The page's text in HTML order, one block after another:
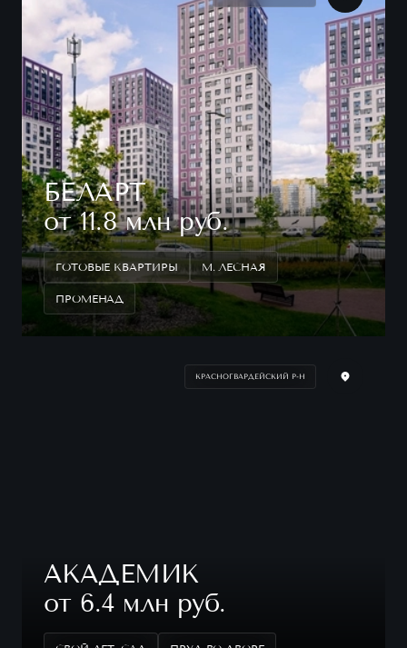
БЕЛАРТ
от 11.8 млн руб.
ГОТОВЫЕ КВАРТИРЫ М. ЛЕСНАЯ
ПРОМЕНАД
КРАСНОГВАРДЕЙСКИЙ Р-Н
АКАДЕМИК
от 6.4 млн руб.